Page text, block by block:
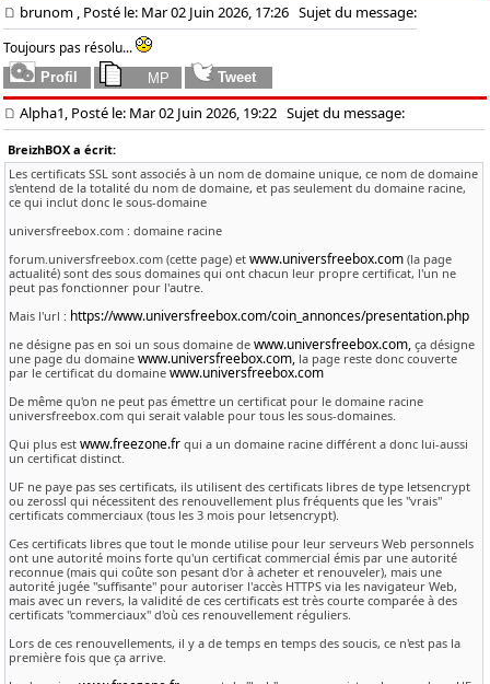
brunom , Posté le: Mar 02 Juin 2026, 17:26 Sujet du message:
Toujours pas résolu...
Alpha1, Posté le: Mar 02 Juin 2026, 19:22 Sujet du message:
BreizhBOX a écrit:
Les certificats SSL sont associés à un nom de domaine unique, ce nom de domaine
s'entend de la totalité du nom de domaine, et pas seulement du domaine racine,
ce qui inclut donc le sous-domaine
universfreebox.com : domaine racine
forum.universfreebox.com (cette page) et www.universfreebox.com (la page
actualité) sont des sous domaines qui ont chacun leur propre certificat, l'un ne
peut pas fonctionner pour l'autre.
Mais l'url : https://www.universfreebox.com/coin_annonces/presentation.php
ne désigne pas en soi un sous domaine de www.universfreebox.com, ça désigne
une page du domaine www.universfreebox.com, la page reste donc couverte
par le certificat du domaine www.universfreebox.com
De même qu'on ne peut pas émettre un certificat pour le domaine racine
universfreebox.com qui serait valable pour tous les sous-domaines.
Qui plus est www.freezone.fr qui a un domaine racine différent a donc lui-aussi
un certificat distinct.
UF ne paye pas ses certificats, ils utilisent des certificats libres de type letsencrypt
ou zerossl qui nécessitent des renouvellement plus fréquents que les "vrais"
certificats commerciaux (tous les 3 mois pour letsencrypt).
Ces certificats libres que tout le monde utilise pour leur serveurs Web personnels
ont une autorité moins forte qu'un certificat commercial émis par une autorité
reconnue (mais qui coûte son pesant d'or à acheter et renouveler), mais une
autorité jugée "suffisante" pour autoriser l'accès HTTPS via les navigateur Web,
mais avec un revers, la validité de ces certificats est très courte comparée à des
certificats "commerciaux" d'où ces renouvellement réguliers.
Lors de ces renouvellements, il y a de temps en temps des soucis, ce n'est pas la
première fois que ça arrive.